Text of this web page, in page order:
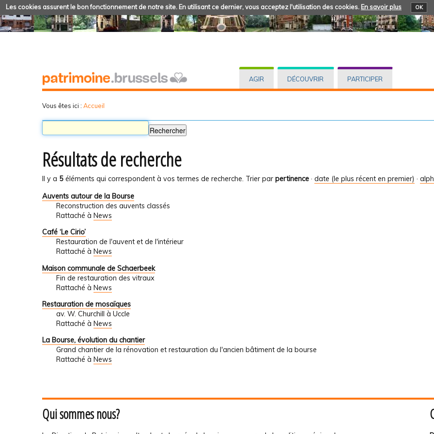
Les cookies assurent le bon fonctionnement de notre site. En utilisant ce dernier, vous acceptez l'utilisation des cookies. En savoir plus OK
AGIR DÉCOUVRIR PARTICIPER
Vous êtes ici : Accueil
Résultats de recherche
Il y a 5 éléments qui correspondent à vos termes de recherche. Trier par pertinence · date (le plus récent en premier) ·
Auvents autour de la Bourse
Reconstruction des auvents classés
Rattaché à News
Café ‘Le Cirio’
Restauration de l'auvent et de l'intérieur
Rattaché à News
Maison communale de Schaerbeek
Fin de restauration des vitraux
Rattaché à News
Restauration de mosaïques
av. W. Churchill à Uccle
Rattaché à News
La Bourse, évolution du chantier
Grand chantier de la rénovation et restauration du l'ancien bâtiment de la bourse
Rattaché à News
Qui sommes nous?